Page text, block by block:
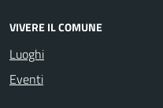
VIVERE IL COMUNE
Luoghi
Eventi